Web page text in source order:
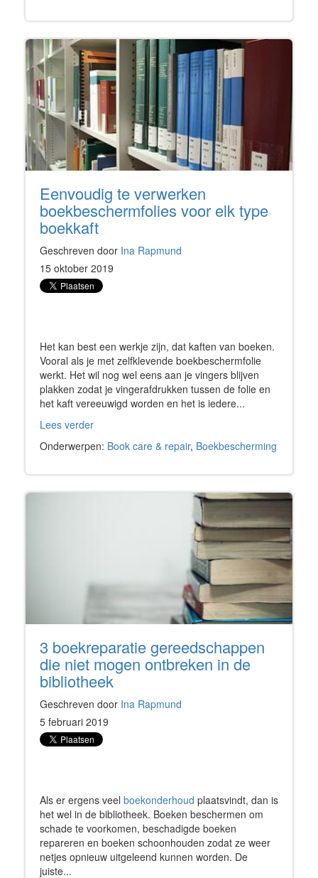
Eenvoudig te verwerken
boekbeschermfolies voor elk type
boekkaft
Geschreven door Ina Rapmund
15 oktober 2019
Het kan best een werkje zijn, dat kaften van boeken.
Vooral als je met zelfklevende boekbeschermfolie
werkt. Het wil nog wel eens aan je vingers blijven
plakken zodat je vingerafdrukken tussen de folie en
het kaft vereeuwigd worden en het is iedere...
Lees verder
Onderwerpen: Book care & repair, Boekbescherming
3 boekreparatie gereedschappen
die niet mogen ontbreken in de
bibliotheek
Geschreven door Ina Rapmund
5 februari 2019
Als er ergens veel boekonderhoud plaatsvindt, dan is
het wel in de bibliotheek. Boeken beschermen om
schade te voorkomen, beschadigde boeken
repareren en boeken schoonhouden zodat ze weer
netjes opnieuw uitgeleend kunnen worden. De
juiste...